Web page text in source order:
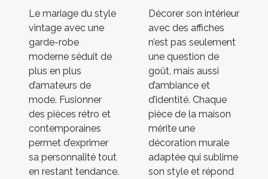
Le mariage du style
vintage avec une
garde-robe
moderne séduit de
plus en plus
d’amateurs de
mode. Fusionner
des pièces rétro et
contemporaines
permet d’exprimer
sa personnalité tout
en restant tendance.
Décorer son intérieur
avec des affiches
n’est pas seulement
une question de
goût, mais aussi
d’ambiance et
d’identité. Chaque
pièce de la maison
mérite une
décoration murale
adaptée qui sublime
son style et répond